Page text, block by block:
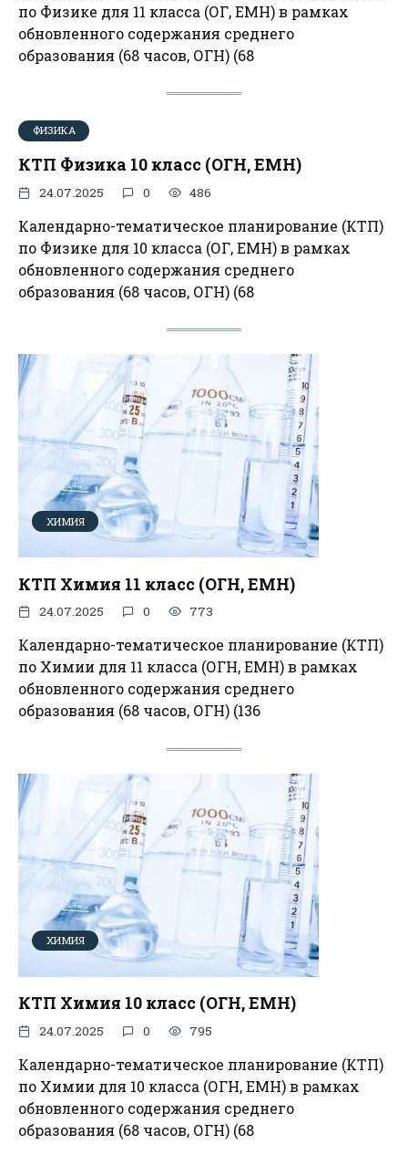
по Физике для 11 класса (ОГ, ЕМН) в рамках
обновленного содержания среднего
образования (68 часов, ОГН) (68
ФИЗИКА
КТП Физика 10 класс (ОГН, ЕМН)
24.07.2025 0 486
Календарно-тематическое планирование (КТП)
по Физике для 10 класса (ОГ, ЕМН) в рамках
обновленного содержания среднего
образования (68 часов, ОГН) (68
ХИМИЯ
КТП Химия 11 класс (ОГН, ЕМН)
24.07.2025 0 773
Календарно-тематическое планирование (КТП)
по Химии для 11 класса (ОГН, ЕМН) в рамках
обновленного содержания среднего
образования (68 часов, ОГН) (136
ХИМИЯ
КТП Химия 10 класс (ОГН, ЕМН)
24.07.2025 0 795
Календарно-тематическое планирование (КТП)
по Химии для 10 класса (ОГН, ЕМН) в рамках
обновленного содержания среднего
образования (68 часов, ОГН) (68